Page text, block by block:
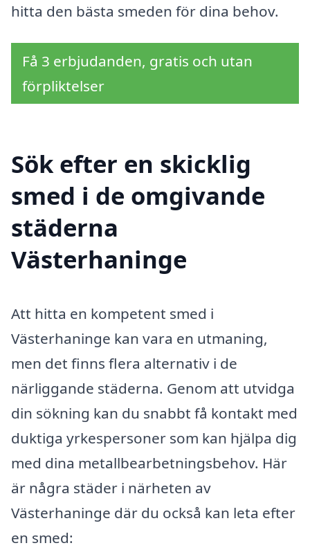
hitta den bästa smeden för dina behov.
Få 3 erbjudanden, gratis och utan
förpliktelser
Sök efter en skicklig
smed i de omgivande
städerna
Västerhaninge
Att hitta en kompetent smed i
Västerhaninge kan vara en utmaning,
men det finns flera alternativ i de
närliggande städerna. Genom att utvidga
din sökning kan du snabbt få kontakt med
duktiga yrkespersoner som kan hjälpa dig
med dina metallbearbetningsbehov. Här
är några städer i närheten av
Västerhaninge där du också kan leta efter
en smed: